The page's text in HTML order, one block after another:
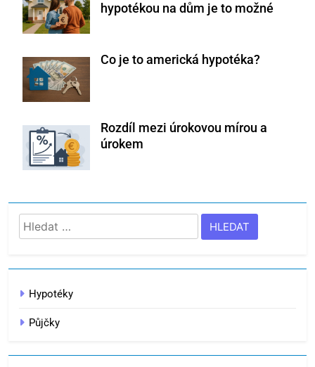
hypotékou na dům je to možné
Co je to americká hypotéka?
Rozdíl mezi úrokovou mírou a
úrokem
Vyhledávání
Hypotéky
Půjčky